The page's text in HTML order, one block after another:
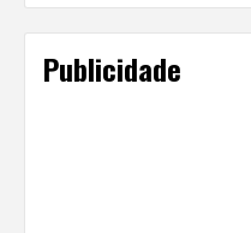
Publicidade